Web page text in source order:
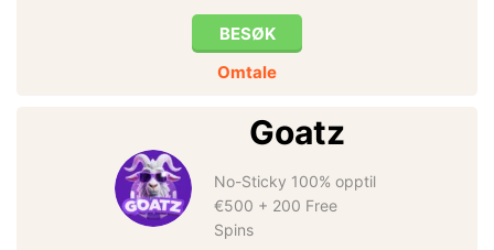
BESØK
Omtale
Goatz
No-Sticky 100% opptil
€500 + 200 Free
Spins